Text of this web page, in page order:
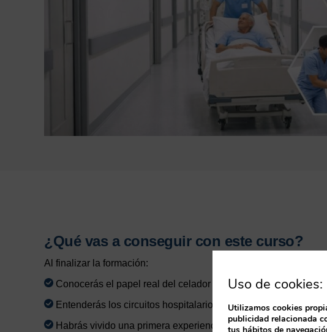
¿Qué vas a conseguir con este curso?
Al finalizar la formación:
Conocerás el papel real del celador dentro del hospital.
Entenderás los circuitos hospitalarios y el trabajo en equipo.
Habrás vivido una primera experiencia práctica en un hospital
Uso de cookies:
Utilizamos cookies
publicidad relacionada
tus hábitos de